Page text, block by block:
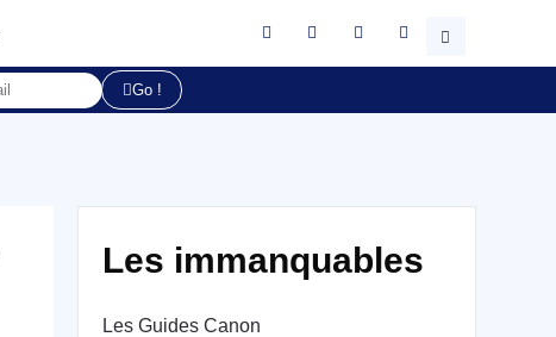
Go !
Les immanquables
Les Guides Canon